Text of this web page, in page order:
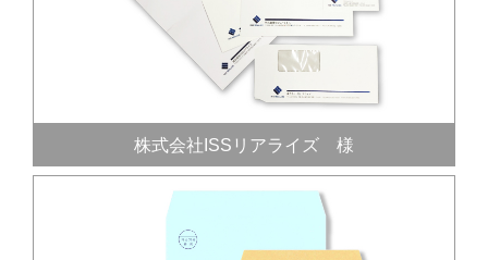
株式会社ISSリアライズ 様